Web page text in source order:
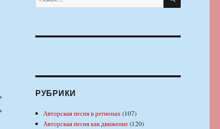
РУБРИКИ
Авторская песня в регионах(107)
Авторская песня как движение(120)